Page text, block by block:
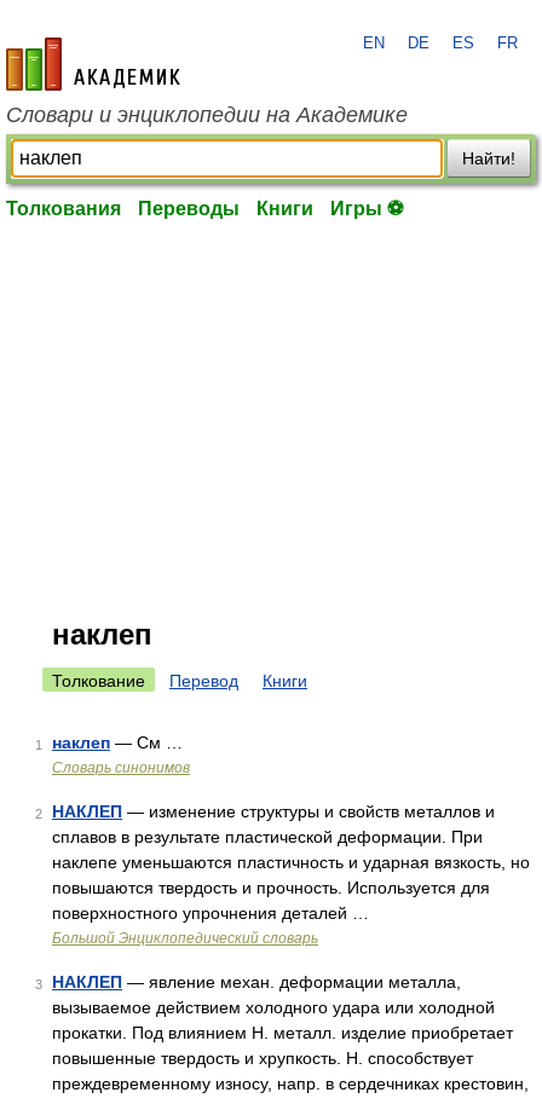
academic.ru
EN DE ES FR
Словари и энциклопедии на Академике
Найти!
Толкования Переводы Книги Игры ⚽
наклеп
Толкование Перевод Книги
1 наклеп — См …
Словарь синонимов
2 НАКЛЕП — изменение структуры и свойств металлов и
сплавов в результате пластической деформации. При
наклепе уменьшаются пластичность и ударная вязкость, но
повышаются твердость и прочность. Используется для
поверхностного упрочнения деталей …
Большой Энциклопедический словарь
3 НАКЛЕП — явление механ. деформации металла,
вызываемое действием холодного удара или холодной
прокатки. Под влиянием Н. металл. изделие приобретает
повышенные твердость и хрупкость. Н. способствует
преждевременному износу, напр. в сердечниках крестовин,